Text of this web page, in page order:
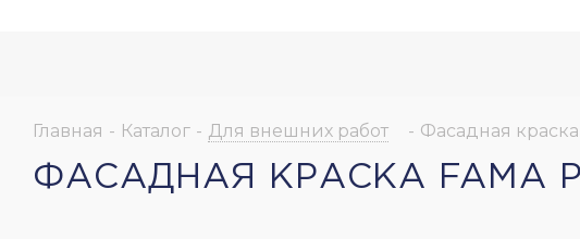
Главная - Каталог - Для внешних работ - Фасадная краска
ФАСАДНАЯ КРАСКА FAMA